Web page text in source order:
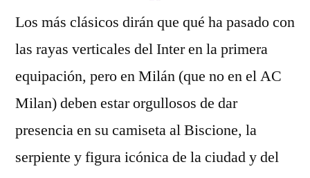
Los más clásicos dirán que qué ha pasado con
las rayas verticales del Inter en la primera
equipación, pero en Milán (que no en el AC
Milan) deben estar orgullosos de dar
presencia en su camiseta al Biscione, la
serpiente y figura icónica de la ciudad y del